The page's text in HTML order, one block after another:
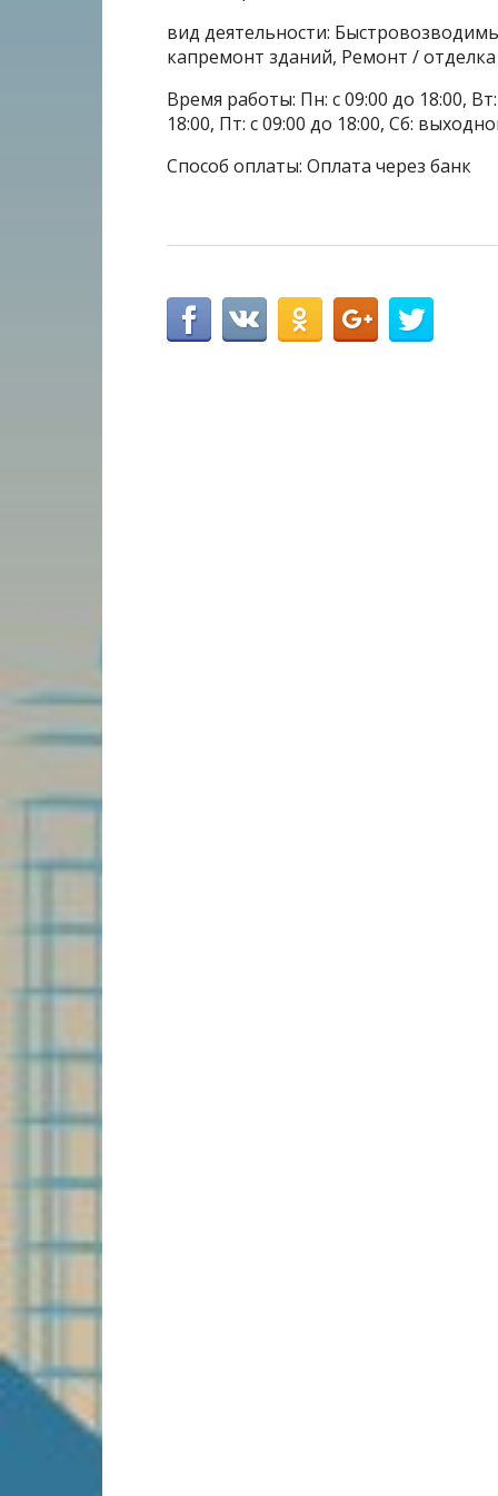
вид деятельности:
капремонт зданий, Ремонт /
Время работы: Пн: с 09:00 до 18:00,
18:00, Пт: с 09:00 до 18:00, Сб:
Способ оплаты: Оплата через банк